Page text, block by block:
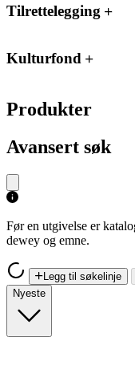
Tilrettelegging
Kulturfond
Produkter
Avansert søk
Før en utgivelse er
dewey og emne.
Legg til søkelinje
Nyeste